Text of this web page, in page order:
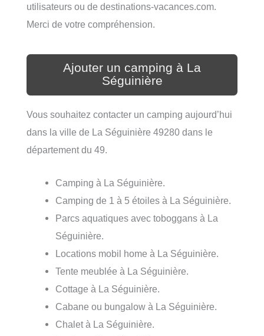
utilisateurs ou de destinations-vacances.com.
Merci de votre compréhension.
Ajouter un camping à La
Séguinière
Vous souhaitez contacter un camping aujourd’hui
dans la ville de La Séguinière 49280 dans le
département du 49.
Camping à La Séguinière.
Camping de 1 à 5 étoiles à La Séguinière.
Parcs aquatiques avec toboggans à La
Séguinière.
Locations mobil home à La Séguinière.
Tente meublée à La Séguinière.
Cottage à La Séguinière.
Cabane ou bungalow à La Séguinière.
Chalet à La Séguinière.